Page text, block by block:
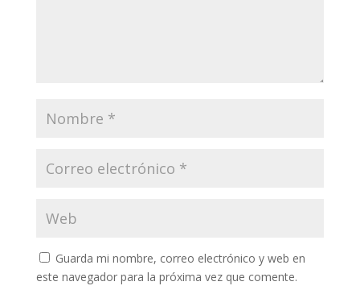
Guarda mi nombre, correo electrónico y web en
este navegador para la próxima vez que comente.